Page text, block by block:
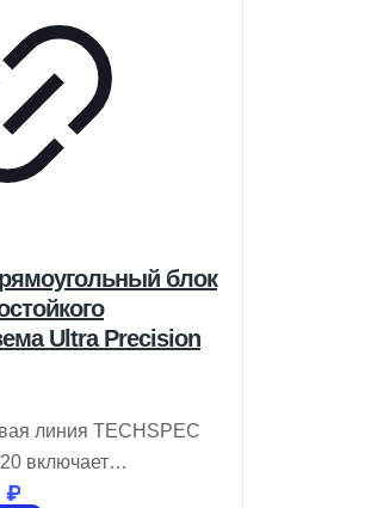
блок
Ultra Precision
линия TECHSPEC
включает
призмы из
₽